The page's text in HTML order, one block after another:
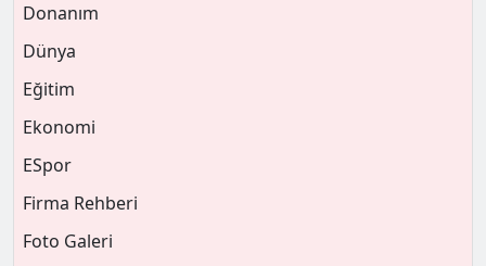
Donanım
Dünya
Eğitim
Ekonomi
ESpor
Firma Rehberi
Foto Galeri